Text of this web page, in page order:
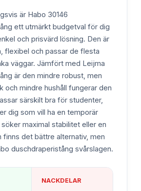
är Habo 30146
ett utmärkt budgetval för dig
och prisvärd lösning. Den är
flexibel och passar de flesta
väggar. Jämfört med Leijma
är den mindre robust, men
och mindre hushåll fungerar den
särskilt bra för studenter,
dig som vill ha en temporär
maximal stabilitet eller en
finns det bättre alternativ, men
duschdraperistång svårslagen.
NACKDELAR